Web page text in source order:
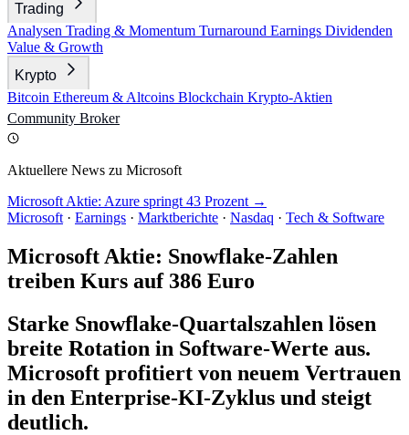
Trading
Analysen Trading & Momentum Turnaround Earnings Dividenden
Value & Growth
Krypto
Bitcoin Ethereum & Altcoins Blockchain Krypto-Aktien
Community Broker
Aktuellere News zu Microsoft
Microsoft Aktie: Azure springt 43 Prozent →
Microsoft · Earnings · Marktberichte · Nasdaq · Tech & Software
Microsoft Aktie: Snowflake-Zahlen
treiben Kurs auf 386 Euro
Starke Snowflake-Quartalszahlen lösen
breite Rotation in Software-Werte aus.
Microsoft profitiert von neuem Vertrauen
in den Enterprise-KI-Zyklus und steigt
deutlich.